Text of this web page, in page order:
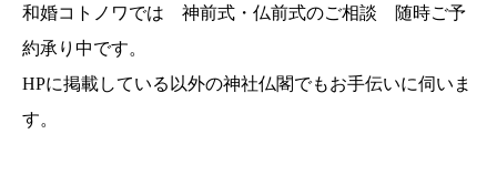
和婚コトノワでは 神前式・仏前式のご相談 随時ご予
約承り中です。
HPに掲載している以外の神社仏閣でもお手伝いに伺いま
す。